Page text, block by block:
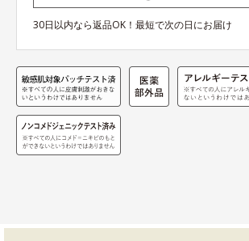
30日以内なら返品OK！最短で次の日にお届け